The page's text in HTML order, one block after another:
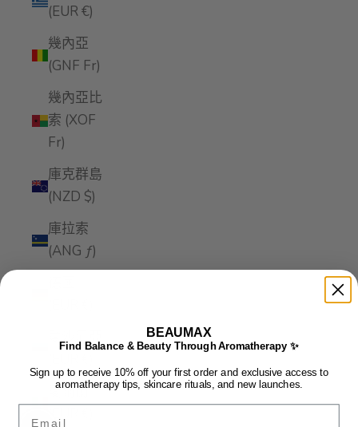
(EUR €)
幾內亞
(GNF Fr)
幾內亞比
索 (XOF
Fr)
庫克群島
(NZD $)
庫拉索
(ANG ƒ)
愛沙尼亞
愛爾蘭
BEAUMAX
Find Balance & Beauty Through Aromatherapy ✨
Sign up to receive 10% off your first order and exclusive access to
aromatherapy tips, skincare rituals, and new launches.
Email